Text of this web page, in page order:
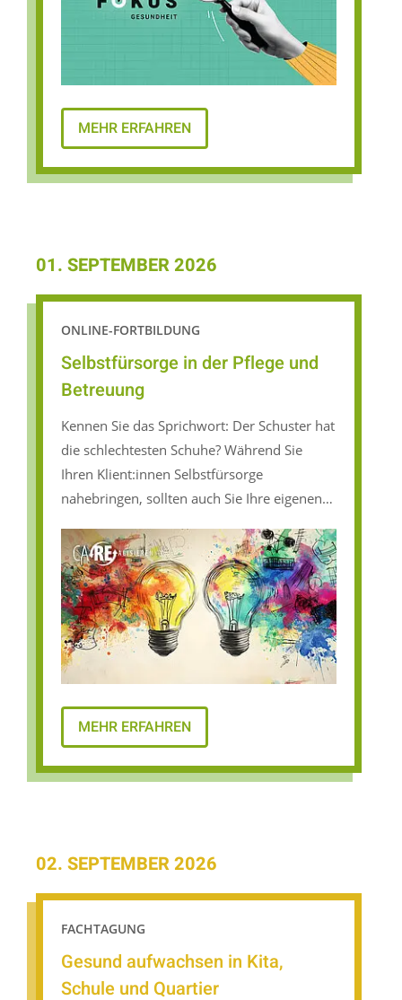
MEHR ERFAHREN
01. SEPTEMBER 2026
ONLINE-FORTBILDUNG
Selbstfürsorge in der Pflege und
Betreuung
Kennen Sie das Sprichwort: Der Schuster hat
die schlechtesten Schuhe? Während Sie
Ihren Klient:innen Selbstfürsorge
nahebringen, sollten auch Sie Ihre eigenen
Denn: Nur wenn es Ihnen gut geht und Sie
gut für sich sorgen, können Sie auch
anderen helfen.
MEHR ERFAHREN
02. SEPTEMBER 2026
FACHTAGUNG
Gesund aufwachsen in Kita,
Schule und Quartier